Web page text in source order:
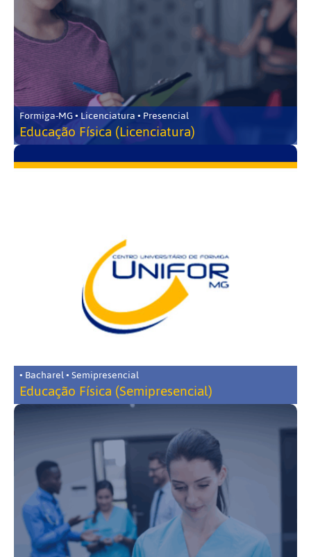
Formiga-MG • Licenciatura • Presencial
Educação Física (Licenciatura)
• Bacharel • Semipresencial
Educação Física (Semipresencial)